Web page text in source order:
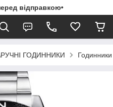
відправкою•
ГОДИННИКИ